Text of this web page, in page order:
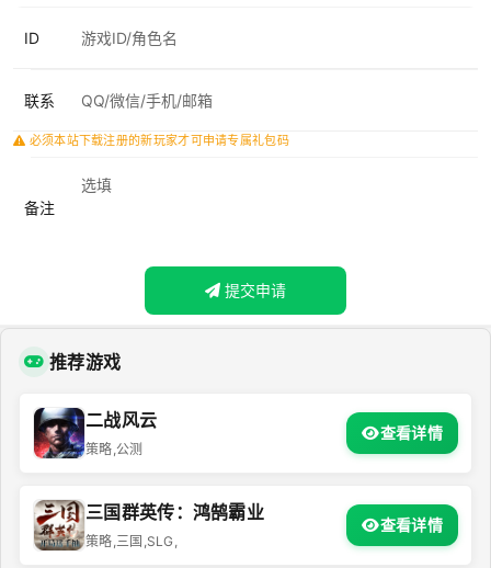
ID
联系
必须本站下载注册的新玩家才可申请专属礼包码
备注
提交申请
推荐游戏
二战风云
策略,公测
查看详情
三国群英传：鸿鹄霸业
策略,三国,SLG,
查看详情